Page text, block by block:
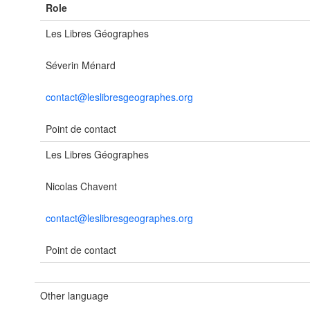
Role
Les Libres Géographes
Séverin Ménard
contact@leslibresgeographes.org
Point de contact
Les Libres Géographes
Nicolas Chavent
contact@leslibresgeographes.org
Point de contact
Other language